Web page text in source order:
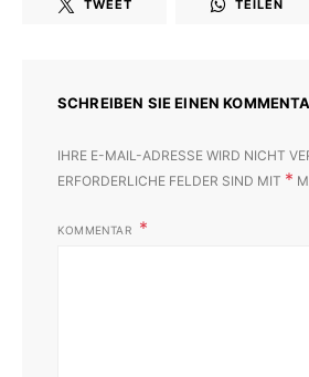
TWEET TEILEN
SCHREIBEN SIE EINEN
IHRE E-MAIL-ADRESSE WIRD NICHT
ERFORDERLICHE FELDER SIND MIT *
KOMMENTAR